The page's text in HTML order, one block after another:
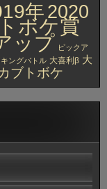
年2020
ボケ賞
ップ ピックア
ングバトル 大喜利β 大
ブトボケ